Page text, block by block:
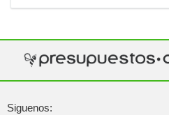
Siguenos: